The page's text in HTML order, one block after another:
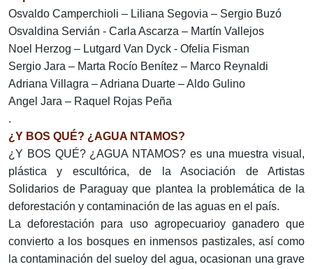
Osvaldo Camperchioli – Liliana Segovia – Sergio Buzó
Osvaldina Servián - Carla Ascarza – Martín Vallejos
Noel Herzog – Lutgard Van Dyck - Ofelia Fisman
Sergio Jara – Marta Rocío Benítez – Marco Reynaldi
Adriana Villagra – Adriana Duarte – Aldo Gulino
Angel Jara – Raquel Rojas Peña
.
¿Y BOS QUÉ? ¿AGUA NTAMOS?
¿Y BOS QUÉ? ¿AGUA NTAMOS? es una muestra visual,
plástica y escultórica, de la Asociación de Artistas
Solidarios de Paraguay que plantea la problemática de la
deforestación y contaminación de las aguas en el país.
La deforestación para uso agropecuarioy ganadero que
convierto a los bosques en inmensos pastizales, así como
la contaminación del sueloy del agua, ocasionan una grave